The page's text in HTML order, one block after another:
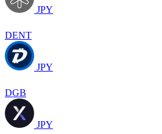
JPY
DENT
JPY
DGB
JPY